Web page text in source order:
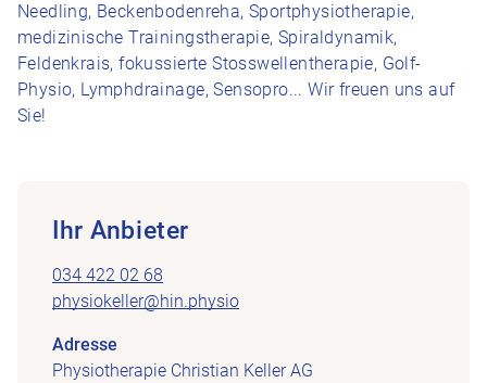
Needling, Beckenbodenreha, Sportphysiotherapie,
medizinische Trainingstherapie, Spiraldynamik,
Feldenkrais, fokussierte Stosswellentherapie, Golf-
Physio, Lymphdrainage, Sensopro... Wir freuen uns auf
Sie!
Ihr Anbieter
034 422 02 68
physiokeller@hin.physio
Adresse
Physiotherapie Christian Keller AG